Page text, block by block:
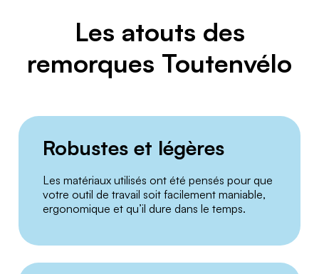
Les atouts des
remorques Toutenvélo
Robustes et légères
Les matériaux utilisés ont été pensés pour que
votre outil de travail soit facilement maniable,
ergonomique et qu’il dure dans le temps.